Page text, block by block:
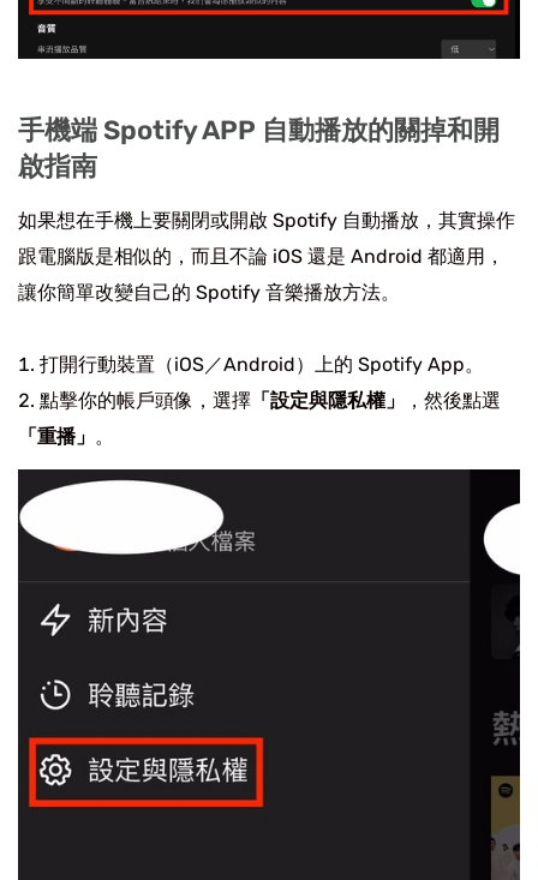
手機端 Spotify APP 自動播放的關掉和開
啟指南
如果想在手機上要關閉或開啟 Spotify 自動播放，其實操作
跟電腦版是相似的，而且不論 iOS 還是 Android 都適用，
讓你簡單改變自己的 Spotify 音樂播放方法。
打開行動裝置（iOS／Android）上的 Spotify App。
點擊你的帳戶頭像，選擇 「設定與隱私權」
，然後點選
「重播」 。